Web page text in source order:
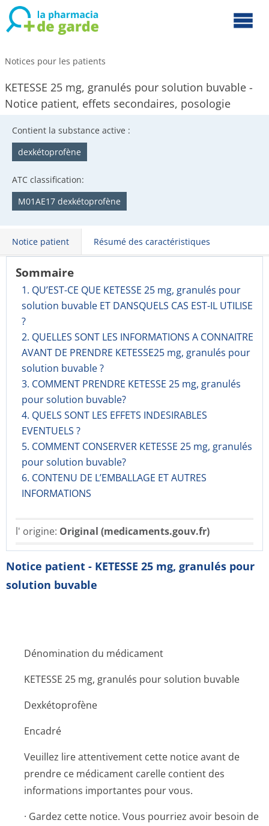
Notices pour les patients
KETESSE 25 mg, granulés pour solution buvable -
Notice patient, effets secondaires, posologie
Contient la substance active :
dexkétoprofène
ATC classification:
M01AE17 dexkétoprofène
Notice patient Résumé des caractéristiques
Sommaire
1. QU’EST-CE QUE KETESSE 25 mg, granulés pour
solution buvable ET DANSQUELS CAS EST-IL UTILISE
?
2. QUELLES SONT LES INFORMATIONS A CONNAITRE
AVANT DE PRENDRE KETESSE25 mg, granulés pour
solution buvable ?
3. COMMENT PRENDRE KETESSE 25 mg, granulés
pour solution buvable?
4. QUELS SONT LES EFFETS INDESIRABLES
EVENTUELS ?
5. COMMENT CONSERVER KETESSE 25 mg, granulés
pour solution buvable?
6. CONTENU DE L’EMBALLAGE ET AUTRES
INFORMATIONS
l' origine: Original (medicaments.gouv.fr)
Notice patient - KETESSE 25 mg, granulés pour
solution buvable
Dénomination du médicament
KETESSE 25 mg, granulés pour solution buvable
Dexkétoprofène
Encadré
Veuillez lire attentivement cette notice avant de
prendre ce médicament carelle contient des
informations importantes pour vous.
· Gardez cette notice. Vous pourriez avoir besoin de